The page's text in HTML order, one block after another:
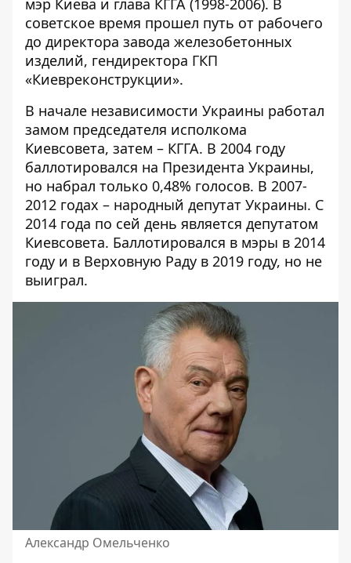
мэр Киева и глава КГГА (1998-2006). В
советское время прошел путь от рабочего
до директора завода железобетонных
изделий, гендиректора ГКП
«Киевреконструкции».
В начале независимости Украины работал
замом председателя исполкома
Киевсовета, затем – КГГА. В 2004 году
баллотировался на Президента Украины,
но набрал только 0,48% голосов. В 2007-
2012 годах – народный депутат Украины. С
2014 года по сей день является депутатом
Киевсовета. Баллотировался в мэры в 2014
году и в Верховную Раду в 2019 году, но не
выиграл.
Александр Омельченко